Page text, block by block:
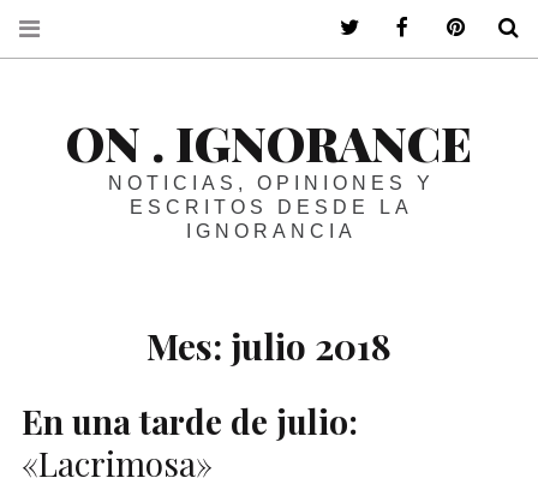
ON . IGNORANCE
NOTICIAS, OPINIONES Y
ESCRITOS DESDE LA
IGNORANCIA
Mes: julio 2018
En una tarde de julio:
«Lacrimosa»
ir a mi twitterir a mi facebook
ir a mi